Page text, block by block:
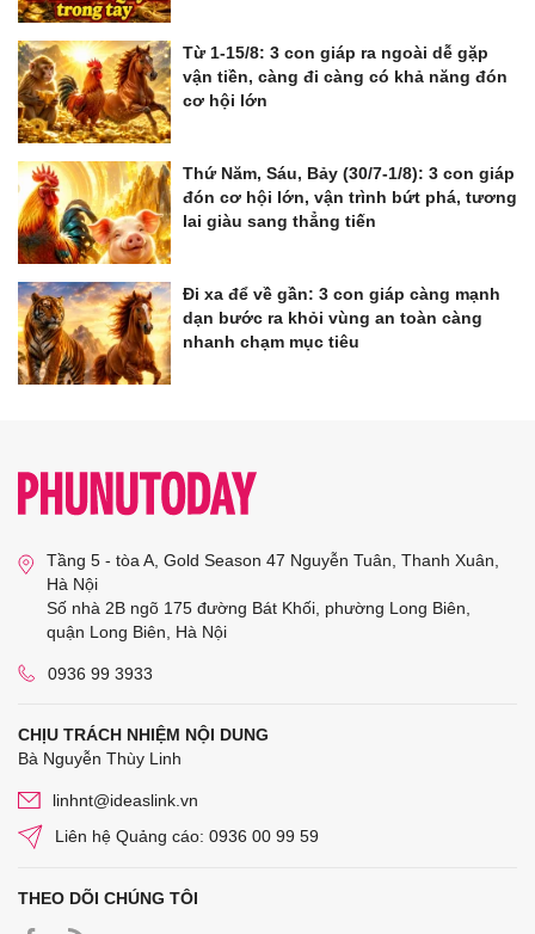
Từ 1-15/8: 3 con giáp ra ngoài dễ gặp
vận tiền, càng đi càng có khả năng đón
cơ hội lớn
Thứ Năm, Sáu, Bảy (30/7-1/8): 3 con giáp
đón cơ hội lớn, vận trình bứt phá, tương
lai giàu sang thẳng tiến
Đi xa để về gần: 3 con giáp càng mạnh
dạn bước ra khỏi vùng an toàn càng
nhanh chạm mục tiêu
Tầng 5 - tòa A, Gold Season 47 Nguyễn Tuân, Thanh Xuân,
Hà Nội
Số nhà 2B ngõ 175 đường Bát Khối, phường Long Biên,
quận Long Biên, Hà Nội
0936 99 3933
CHỊU TRÁCH NHIỆM NỘI DUNG
Bà Nguyễn Thùy Linh
linhnt@ideaslink.vn
Liên hệ Quảng cáo: 0936 00 99 59
THEO DÕI CHÚNG TÔI